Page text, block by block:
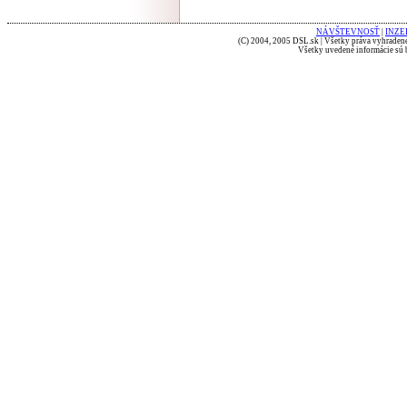
NÁVŠTEVNOSŤ
(C) 2004, 2005 DSL.sk | Všetky práva
Všetky uvedené informácie sú